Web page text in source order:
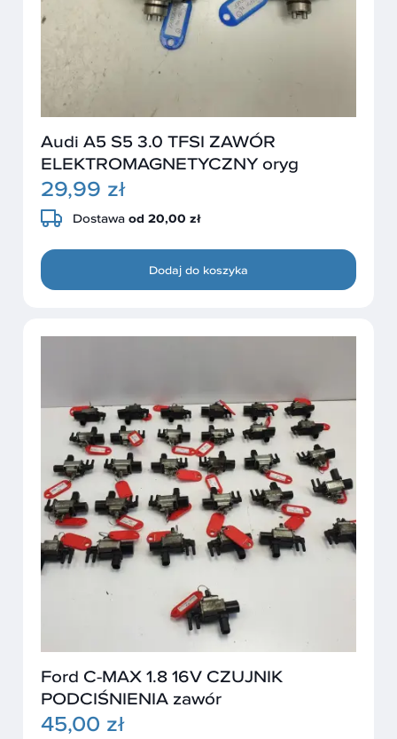
Audi A5 S5 3.0 TFSI ZAWÓR
ELEKTROMAGNETYCZNY oryg
29,99 zł
Dostawa od 20,00 zł
Dodaj do koszyka
Ford C-MAX 1.8 16V CZUJNIK
PODCIŚNIENIA zawór
45,00 zł